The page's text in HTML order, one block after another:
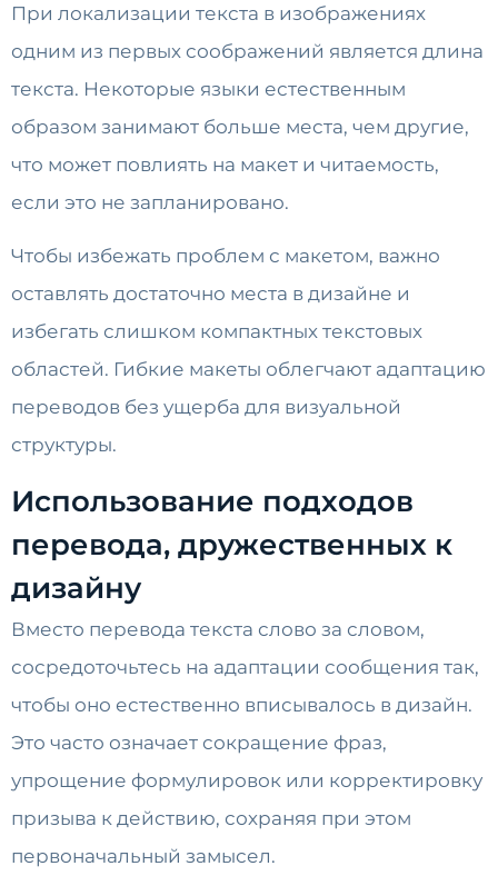
При локализации текста в изображениях
одним из первых соображений является длина
текста. Некоторые языки естественным
образом занимают больше места, чем другие,
что может повлиять на макет и читаемость,
если это не запланировано.
Чтобы избежать проблем с макетом, важно
оставлять достаточно места в дизайне и
избегать слишком компактных текстовых
областей. Гибкие макеты облегчают адаптацию
переводов без ущерба для визуальной
структуры.
Использование подходов
перевода, дружественных к
дизайну
Вместо перевода текста слово за словом,
сосредоточьтесь на адаптации сообщения так,
чтобы оно естественно вписывалось в дизайн.
Это часто означает сокращение фраз,
упрощение формулировок или корректировку
призыва к действию, сохраняя при этом
первоначальный замысел.